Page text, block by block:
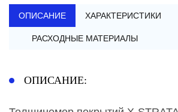
ОПИСАНИЕ ХАРАКТЕРИСТИКИ
РАСХОДНЫЕ МАТЕРИАЛЫ
ОПИСАНИЕ: